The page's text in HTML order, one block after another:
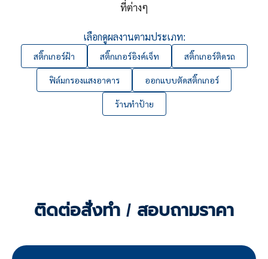
ที่ต่างๆ
เลือกดูผลงานตามประเภท:
สติ๊กเกอร์ฝ้า สติ๊กเกอร์อิงค์เจ็ท สติ๊กเกอร์ติดรถ
ฟิล์มกรองแสงอาคาร ออกแบบตัดสติ๊กเกอร์
ร้านทำป้าย
ติดต่อสั่งทำ / สอบถามราคา